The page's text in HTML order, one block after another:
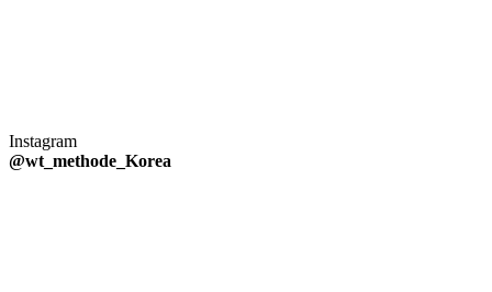
Instagram
@wt_methode_Korea